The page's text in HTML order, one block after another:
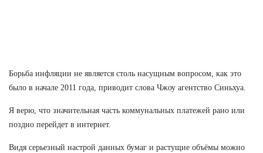
Борьба инфляции не является столь насущным вопросом, как это
было в начале 2011 года, приводит слова Чжоу агентство Синьхуа.
Я верю, что значительная часть коммунальных платежей рано или
поздно перейдет в интернет.
Видя серьезный настрой данных бумаг и растущие объёмы можно